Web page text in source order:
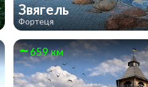
Звягель
Фортеця
659 км